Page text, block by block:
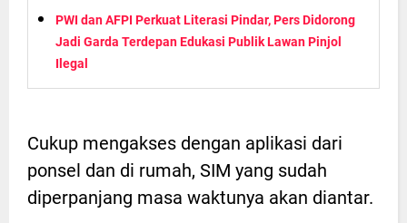
PWI dan AFPI Perkuat Literasi Pindar, Pers Didorong
Jadi Garda Terdepan Edukasi Publik Lawan Pinjol
Ilegal
Cukup mengakses dengan aplikasi dari
ponsel dan di rumah, SIM yang sudah
diperpanjang masa waktunya akan diantar.